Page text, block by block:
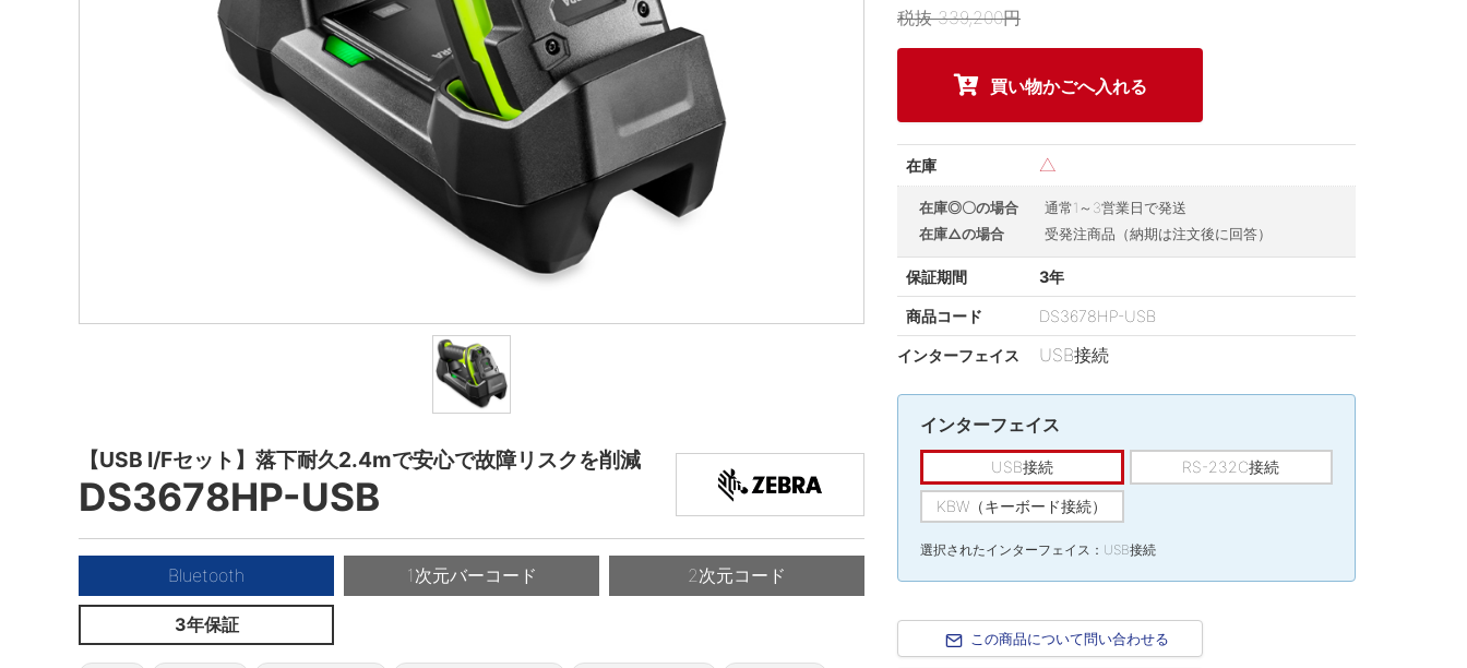
【USB I/Fセット】落下耐久2.4mで安心で故障リスクを削減
DS3678HP-USB
Bluetooth 1次元バーコード 2次元コード
3年保証
税抜 339,200円
商品コード DS3678HP-USB
在庫◎〇の場合
通常1～3営業日で発送
在庫△の場合
受発注商品（納期は注文後に回答）
保証期間 3年
インターフェイス USB接続
在庫 △
インターフェイス
USB接続 RS-232C接続
KBW（キーボード接続）
選択されたインターフェイス：USB接続
買い物かごへ入れる
この商品について問い合わせる